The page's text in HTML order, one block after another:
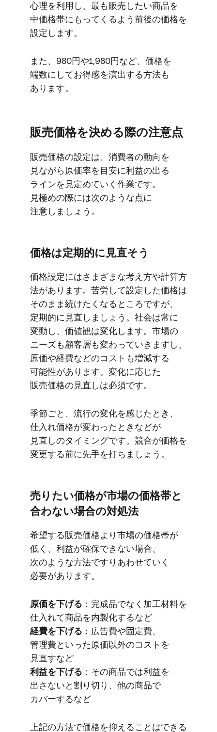
心理を​利用し、​最も​販売したい​商品を​
中価格帯に​もってくるよう前後の​価格を​
設定します。
また、​980円や​1,980円など、​価格を​
端数に​してお得感を​演出する​方​法も​
あります。
販売価格を​決める​際の​注意点
販売価格の​設定は、​消費者の​動向を​
見ながら​原価率を​目安に​利益の​出る​
ラインを​見定めていく​作業です。​
見極めの​際には​次のような​点に​
注意しましょう。
価格は​定期的に​見直そう
価格設定には​さまざまな​考え方​や​計算方​
法が​あります。​苦労して​設定した​価格は​
そのまま​続けたくなる​ところですが、​
定期的に​見直しましょう。​社会は​常に​
変動し、​価値観は​変化します。​市場の​
ニーズも​顧客層も​変わっていきますし、​
原価や​経費などの​コストも​増減する​
可能性が​あります。​変化に​応じた​
販売価格の​見直しは​必須です。
季節ごと、​流行の​変化を​感じた​とき、​
仕入れ価格が​変わった​ときなどが​
見直しの​タイミングです。​競合が​価格を​
変更する​前に​先手を​打ちましょう。
売りたい​価格が​市場の​価格帯と​
合わない​場合の​対処法
希望する​販売価格より​市場の​価格帯が​
低く、​利益が​確保できない​場合、​
次のような​方​法ですり​あわせていく​
必要が​あります。
原価を​下げる ​：完成品でなく​加工材料を​
仕入れて​商品を​内製化するなど
経費を​下げる ​：​広告費や​固定費、​
管理費と​いった​原価以外の​コストを​
見直すなど
利益を​下げる ​：​その​商品では​利益を​
出さないと​割り​切り、​他の​商品で​
カバーするなど
上記の​方法で​価格を​抑える​ことは​できる​